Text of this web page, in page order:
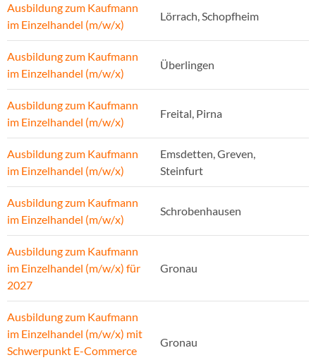
Ausbildung zum Kaufmann
im Einzelhandel (m/w/x)
Lörrach, Schopfheim
Ausbildung zum Kaufmann
im Einzelhandel (m/w/x)
Überlingen
Ausbildung zum Kaufmann
im Einzelhandel (m/w/x)
Freital, Pirna
Ausbildung zum Kaufmann
im Einzelhandel (m/w/x)
Emsdetten, Greven,
Steinfurt
Ausbildung zum Kaufmann
im Einzelhandel (m/w/x)
Schrobenhausen
Ausbildung zum Kaufmann
im Einzelhandel (m/w/x) für
2027
Gronau
Ausbildung zum Kaufmann
im Einzelhandel (m/w/x) mit
Schwerpunkt E-Commerce
Gronau